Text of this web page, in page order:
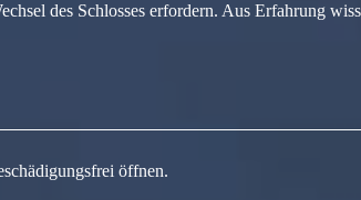
des Schlosses erfordern. Aus Erfahrung
öffnen.